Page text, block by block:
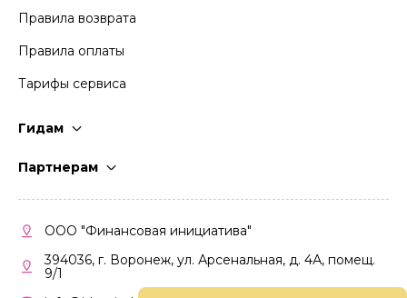
Правила возврата
Правила оплаты
Тарифы сервиса
Гидам
Партнерам
Кабинет партнера
Правила участия
ООО "Финансовая инициатива"
394036, г. Воронеж, ул. Арсенальная, д. 4А, помещ.
9/1